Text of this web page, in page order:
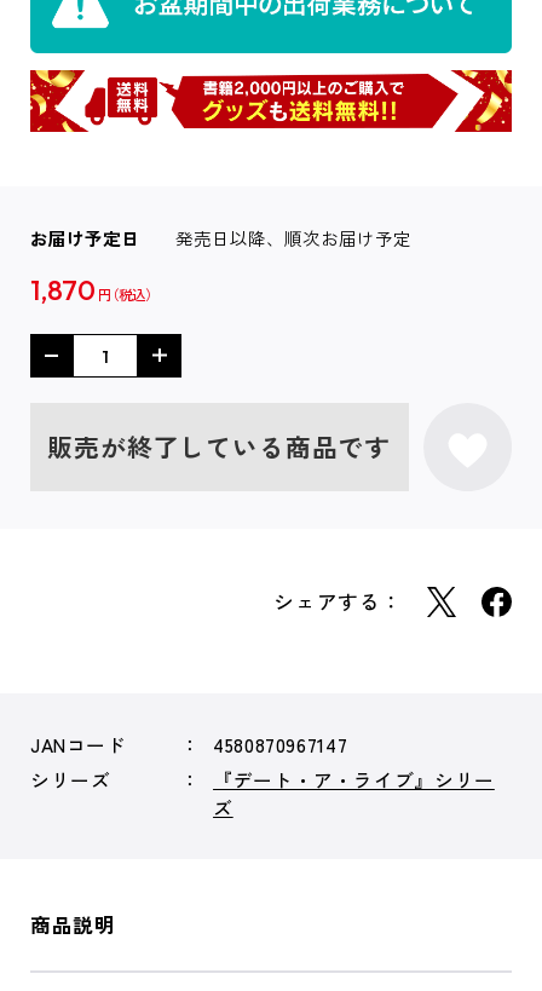
お届け予定日 発売日以降、順次お届け予定
1,870 円
販売が終了している商品です
シェアする：
JANコード
4580870967147
シリーズ
『デート・ア・ライブ』シリー
ズ
商品説明